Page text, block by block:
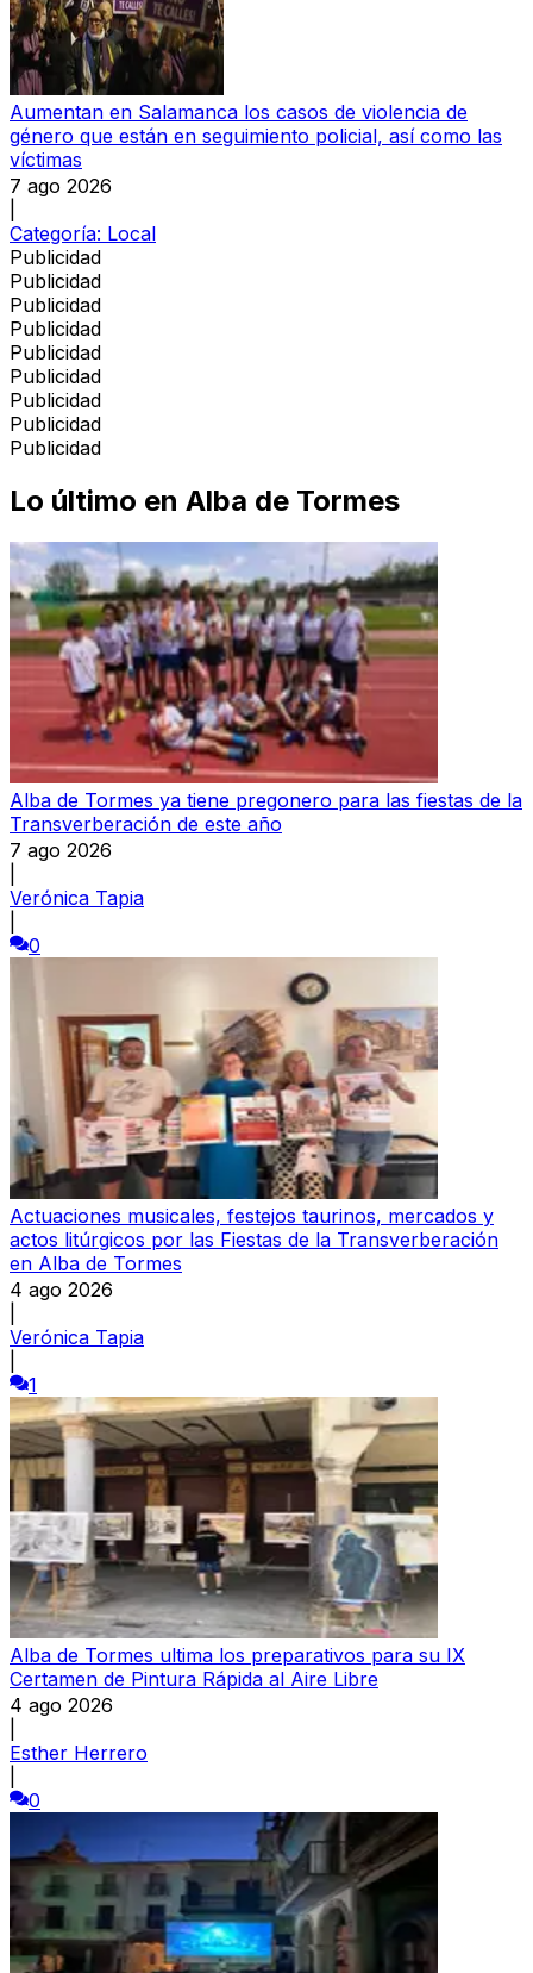
Aumentan en Salamanca los casos de violencia de
género que están en seguimiento policial, así como las
víctimas
7 ago 2026
Categoría: Local
Publicidad
Publicidad
Publicidad
Publicidad
Publicidad
Publicidad
Publicidad
Publicidad
Publicidad
Lo último en Alba de Tormes
Alba de Tormes ya tiene pregonero para las fiestas de la
Transverberación de este año
7 ago 2026
Verónica Tapia
0
Actuaciones musicales, festejos taurinos, mercados y
actos litúrgicos por las Fiestas de la Transverberación
en Alba de Tormes
4 ago 2026
Verónica Tapia
1
Alba de Tormes ultima los preparativos para su IX
Certamen de Pintura Rápida al Aire Libre
4 ago 2026
Esther Herrero
0